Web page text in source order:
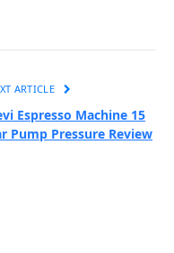
ARTICLE
Espresso Machine 15
Pump Pressure Review